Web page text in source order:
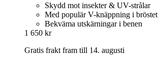
Skydd mot insekter & UV-strålar
Med populär V-knäppning i bröstet
Bekväma utskärningar i benen
1 650 kr
Gratis frakt fram till 14. augusti